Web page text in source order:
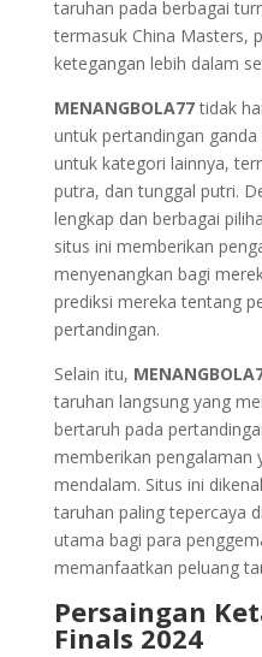
taruhan pada berbagai
termasuk China Masters,
ketegangan lebih dalam
MENANGBOLA77tidak
untuk pertandingan
untuk kategori lainnya,
putra, dan tunggal putri.
lengkap dan berbagai
situs ini memberikan
menyenangkan bagi
prediksi mereka tentang
pertandingan.
Selain itu,
taruhan langsung yang
bertaruh pada
memberikan pengalaman
mendalam. Situs ini
taruhan paling tepercaya
utama bagi para
memanfaatkan peluang
Persaingan
Finals 2024